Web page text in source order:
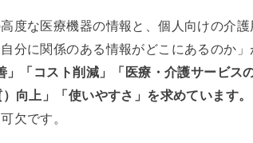
度な医療機器の情報と、個人向けの介
分に関係のある情報がどこにあるのか
「コスト削減」「医療・介護サービス
向上」「使いやすさ」を求めています。
欠です。